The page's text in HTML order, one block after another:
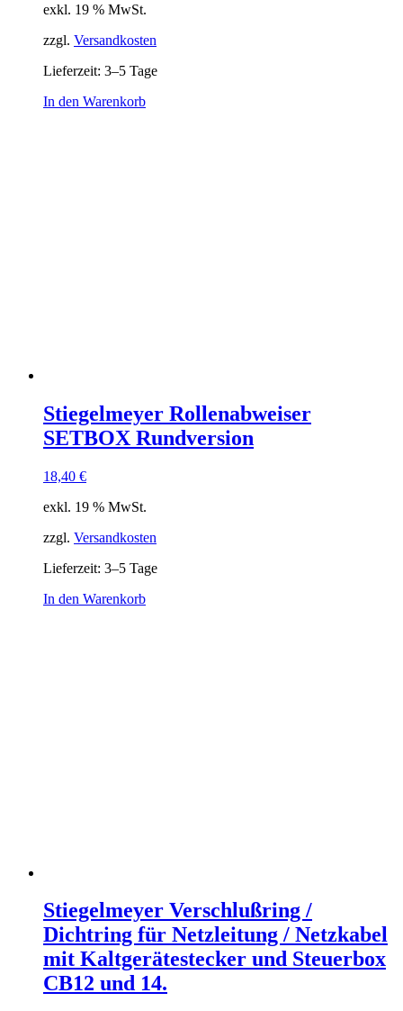
exkl. 19 % MwSt.
zzgl. Versandkosten
Lieferzeit: 3–5 Tage
In den Warenkorb
Stiegelmeyer Rollenabweiser
SETBOX Rundversion
18,40 €
exkl. 19 % MwSt.
zzgl. Versandkosten
Lieferzeit: 3–5 Tage
In den Warenkorb
Stiegelmeyer Verschlußring /
Dichtring für Netzleitung / Netzkabel
mit Kaltgerätestecker und Steuerbox
CB12 und 14.